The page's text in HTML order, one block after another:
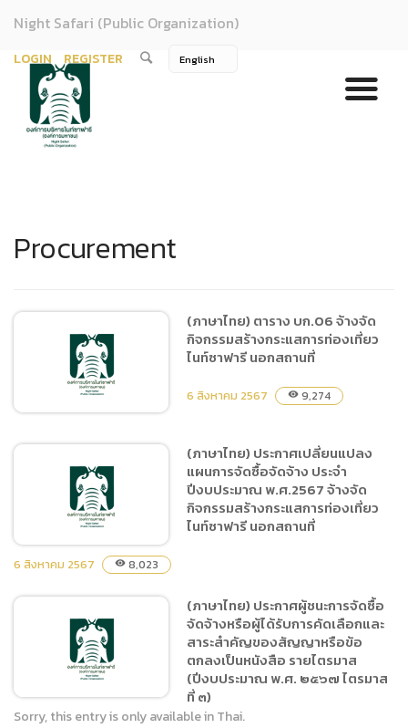
Night Safari (Public Organization)
LOGIN REGISTER
Procurement
(ภาษาไทย) ตาราง บก.06 จ้าง
จัดกิจกรรมสร้างกระแสการ
ท่องเที่ยวไนท์ซาฟารี นอก
สถานที่
(ภาษาไทย) ตาราง บก.06 จ้างจัด
กิจกรรมสร้างกระแสการท่องเที่ยว
ไนท์ซาฟารี นอกสถานที่
6 สิงหาคม 2567 visibility 9,274
เปลี่ยนแปลงแผนการจัดซื้อ
จัดจ้าง ประจำปีงบประมาณ
พ.ศ.2567 จ้างจัดกิจกรรม
สร้างกระแสการท่องเที่ยวไนท์
ซาฟารี นอกสถานที่
(ภาษาไทย) ประกาศเปลี่ยนแปลง
แผนการจัดซื้อจัดจ้าง ประจำ
ปีงบประมาณ พ.ศ.2567 จ้างจัด
กิจกรรมสร้างกระแสการท่องเที่ยว
ไนท์ซาฟารี นอกสถานที่
6 สิงหาคม 2567 visibility 8,023
(ภาษาไทย) ประกาศผู้ชนะการจัดซื้อ
จัดจ้างหรือผู้ได้รับการคัดเลือกและ
สาระสำคัญของสัญญาหรือข้อ
ตกลงเป็นหนังสือ รายไตรมาส
(ปีงบประมาณ พ.ศ. ๒๕๖๗ ไตรมาส
ที่ ๓)
Sorry, this entry is only available in Thai.